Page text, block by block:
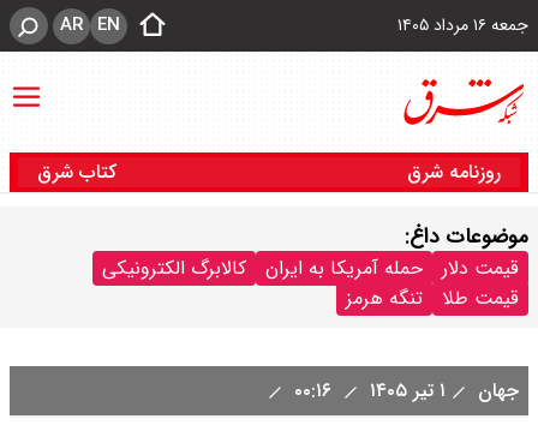
جمعه ۱۶ مرداد ۱۴۰۵ EN
AR
روزنامه شرق کتاب شرق
موضوعات داغ:
قیمت دلار حمله آمریکا به ایران
کالابرگ الکترونیکی
قیمت طلا
تنگه هرمز
جهان ۱ تیر ۱۴۰۵